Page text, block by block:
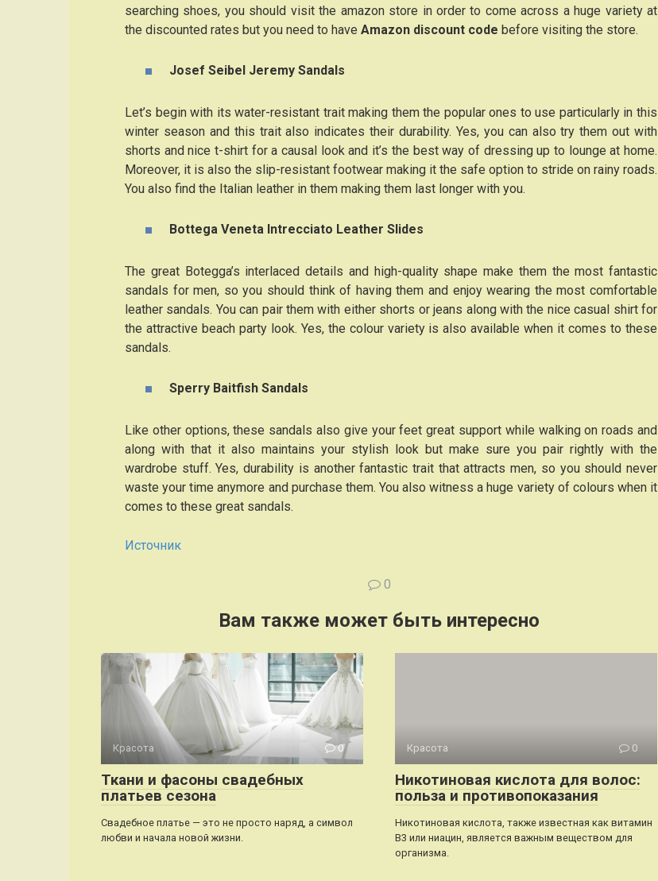
searching shoes, you should visit the amazon store in order to come across a huge variety at
the discounted rates but you need to have Amazon discount code before visiting the store.
Josef Seibel Jeremy Sandals
Let’s begin with its water-resistant trait making them the popular ones to use particularly in this
winter season and this trait also indicates their durability. Yes, you can also try them out with
shorts and nice t-shirt for a causal look and it’s the best way of dressing up to lounge at home.
Moreover, it is also the slip-resistant footwear making it the safe option to stride on rainy roads.
You also find the Italian leather in them making them last longer with you.
Bottega Veneta Intrecciato Leather Slides
The great Botegga’s interlaced details and high-quality shape make them the most fantastic
sandals for men, so you should think of having them and enjoy wearing the most comfortable
leather sandals. You can pair them with either shorts or jeans along with the nice casual shirt for
the attractive beach party look. Yes, the colour variety is also available when it comes to these
sandals.
Sperry Baitfish Sandals
Like other options, these sandals also give your feet great support while walking on roads and
along with that it also maintains your stylish look but make sure you pair rightly with the
wardrobe stuff. Yes, durability is another fantastic trait that attracts men, so you should never
waste your time anymore and purchase them. You also witness a huge variety of colours when it
comes to these great sandals.
Источник
0
Вам также может быть интересно
Красота 0
Ткани и фасоны свадебных
платьев сезона
Свадебное платье — это не просто наряд, а символ
любви и начала новой жизни.
Красота 0
Никотиновая кислота для волос:
польза и противопоказания
Никотиновая кислота, также известная как витамин
B3 или ниацин, является важным веществом для
организма.